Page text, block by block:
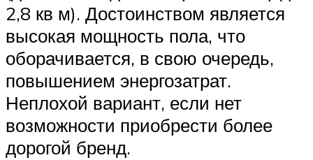
2,8 кв м). Достоинством является
высокая мощность пола, что
оборачивается, в свою очередь,
повышением энергозатрат.
Неплохой вариант, если нет
возможности приобрести более
дорогой бренд.